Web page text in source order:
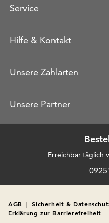
Service
Hilfe & Kontakt
Unsere Zahlarten
Unsere Partner
Erreichbar täglich
AGB | Sicherheit &
Erklärung zur Barrierefreiheit